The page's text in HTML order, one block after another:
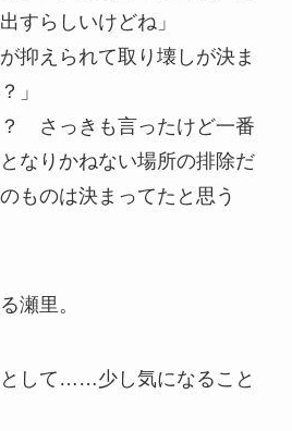
すらしいけどね」
抑えられて取り壊しが決ま
」
？ さっきも言ったけど一番
なりかねない場所の排除だ
ものは決まってたと思う
瀬里。
として……少し気になること